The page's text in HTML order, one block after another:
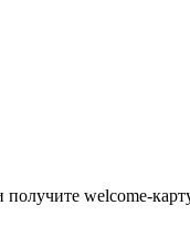
получите welcome-